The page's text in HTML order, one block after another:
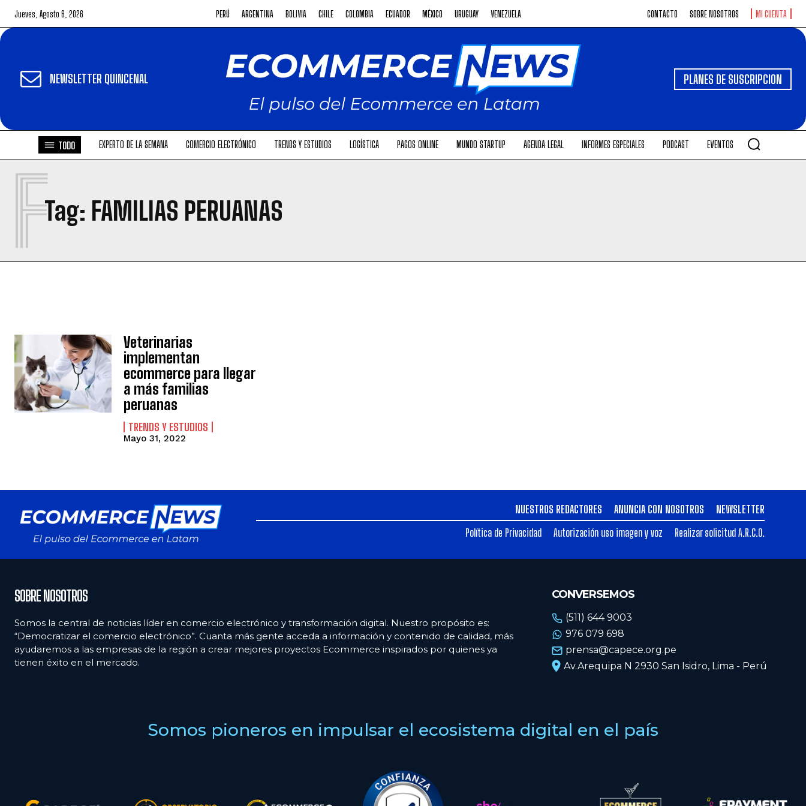
Jueves, Agosto 6, 2026 PERÚ ARGENTINA BOLIVIA CHILE COLOMBIA ECUADOR MÉXICO URUGUAY VENEZUELA CONTACTO SOBRE NOSOTROS MI CUENTA
NEWSLETTER QUINCENAL PLANES DE SUSCRIPCION
TODO EXPERTO DE LA SEMANA COMERCIO ELECTRÓNICO TRENDS Y ESTUDIOS LOGÍSTICA PAGOS ONLINE MUNDO STARTUP AGENDA LEGAL INFORMES ESPECIALES PODCAST EVENTOS
Tag: FAMILIAS PERUANAS
F
Veterinarias
implementan
ecommerce para llegar
a más familias
peruanas
TRENDS Y ESTUDIOS
Mayo 31, 2022
NUESTROS REDACTORES ANUNCIA CON NOSOTROS
NEWSLETTER
Política de Privacidad
Autorización uso imagen y voz Realizar solicitud A.R.C.O.
SOBRE NOSOTROS
Somos la central de noticias líder en comercio electrónico y transformación digital. Nuestro propósito es:
“Democratizar el comercio electrónico”. Cuanta más gente acceda a información y contenido de calidad, más
ayudaremos a las empresas de la región a crear mejores proyectos Ecommerce inspirados por quienes ya
tienen éxito en el mercado.
CONVERSEMOS
(511) 644 9003
976 079 698
prensa@capece.org.pe
Av.Arequipa N 2930 San Isidro, Lima - Perú
Somos pioneros en impulsar el ecosistema digital en el país